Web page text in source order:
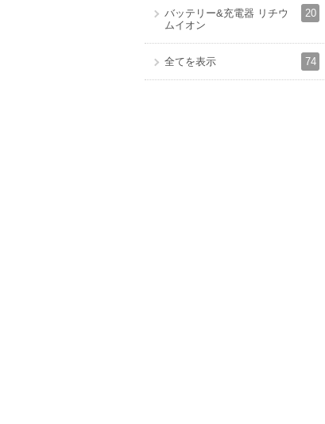
バッテリー&充電器 リチウ
ムイオン
20
全てを表示 74